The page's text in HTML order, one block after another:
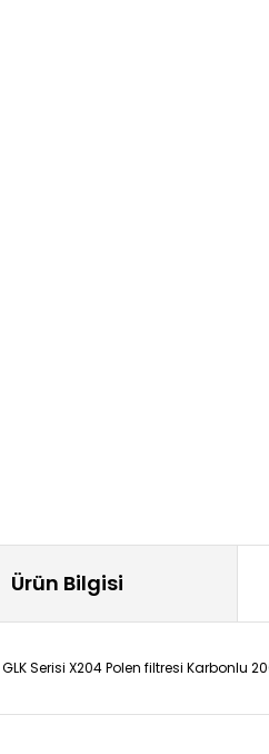
Ürün Bilgisi
Serisi X204 Polen filtresi Karbonlu